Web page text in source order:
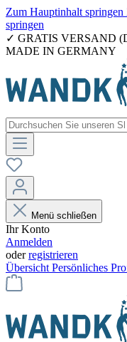
Zum Hauptinhalt springen
springen
✓ GRATIS VERSAND
MADE IN GERMANY
Menü schließen
Ihr Konto
Anmelden
oderregistrieren
Übersicht Persönliches